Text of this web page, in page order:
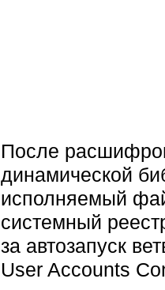
После
динамической
исполняемый
системный
за автозапуск
User Accounts